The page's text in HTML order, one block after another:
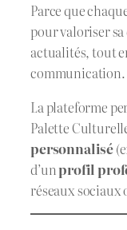
Parce que
pour valoriser
actualités, tout
communication.
La plateforme
Palette
personnalisé
d’unprofil
réseaux sociaux